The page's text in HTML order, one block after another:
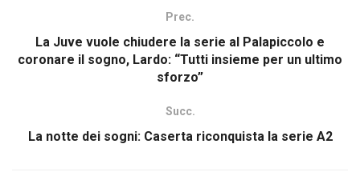
Prec.
La Juve vuole chiudere la serie al Palapiccolo e
coronare il sogno, Lardo: “Tutti insieme per un ultimo
sforzo”
Succ.
La notte dei sogni: Caserta riconquista la serie A2